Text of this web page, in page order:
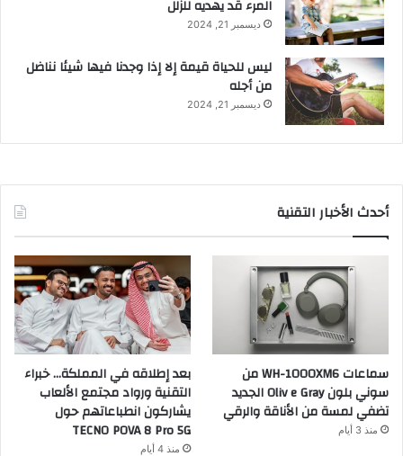
المرء قد يهديه للزلل
ديسمبر 21, 2024
ليس للحياة قيمة إلا إذا وجدنا فيها شيئا نناضل
من أجله
ديسمبر 21, 2024
أحدث الأخبار التقنية
سماعات WH-1000XM6 من
سوني بلون Oliv e Gray الجديد
تضفي لمسة من الأناقة والرقي
منذ 3 أيام
بعد إطلاقه في المملكة… خبراء
التقنية ورواد مجتمع الألعاب
يشاركون انطباعاتهم حول
TECNO POVA 8 Pro 5G
منذ 4 أيام